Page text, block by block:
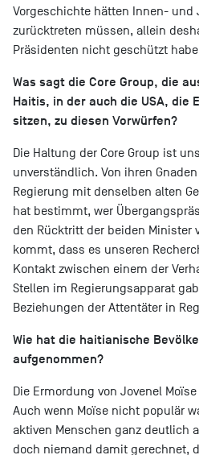
Vorgeschichte hätten Innen-
zurücktreten müssen, allein
Präsidenten nicht geschützt
Was sagt die Core Group, die
Haitis, in der auch die USA, die
sitzen, zu diesen Vorwürfen?
Die Haltung der Core Group ist
unverständlich. Von ihren
Regierung mit denselben alten
hat bestimmt, wer
den Rücktritt der beiden Minister
kommt, dass es unseren
Kontakt zwischen einem der
Stellen im Regierungsapparat
Beziehungen der Attentäter in
Wie hat die haitianische
aufgenommen?
Die Ermordung von Jovenel
Auch wenn Moïse nicht populär
aktiven Menschen ganz deutlich
doch niemand damit gerechnet,